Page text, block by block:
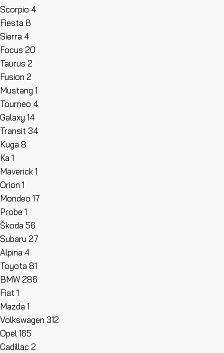
Scorpio 4
Fiesta 8
Sierra 4
Focus 20
Taurus 2
Fusion 2
Mustang 1
Tourneo 4
Galaxy 14
Transit 34
Kuga 8
Ka 1
Maverick1
Orion 1
Mondeo 17
Probe 1
Škoda 56
Subaru 27
Alpina 4
Toyota 81
BMW286
Fiat 1
Mazda 1
Volkswagen 312
Opel165
Cadillac 2